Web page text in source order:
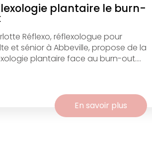
plantaire le burn-
Réflexo, réflexologue pour
et sénior à Abbeville, propose de la
plantaire face au burn-out....
En savoir plus